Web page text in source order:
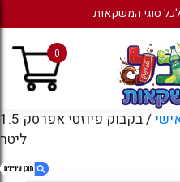
סוגי המשקאות.
0
/ בקבוק פיוזטי אפרסק 1.5
ליטר